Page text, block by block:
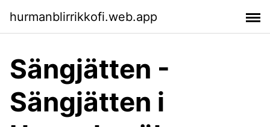
hurmanblirrikkofi.web.app
Sängjätten -
Sängjätten i